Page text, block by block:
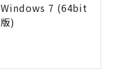
Windows 7 (64bit
版)